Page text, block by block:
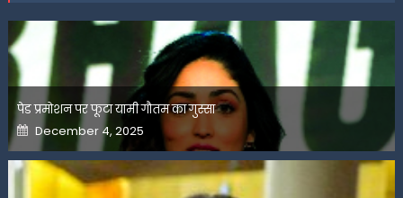
पेड प्रमोशन पर फूटा यामी गौतम का गुस्सा
Posted
on
December 4, 2025